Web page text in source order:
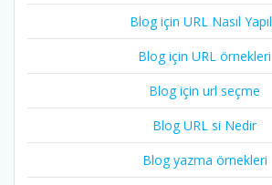
Blog için URL Nasıl
Blog için URL örnekleri
Blog için url seçme
Blog URL si Nedir
Blog yazma örnekleri